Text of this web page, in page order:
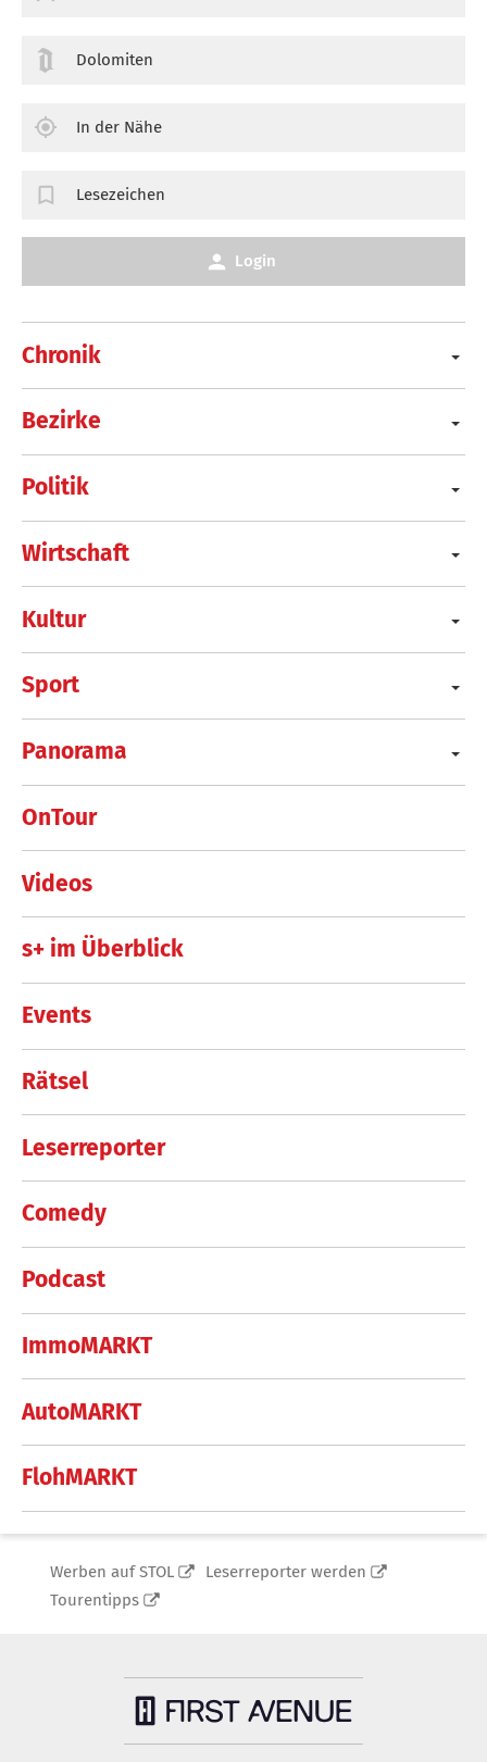
Chronik
Bezirke
Politik
Wirtschaft
Kultur
Sport
Panorama
OnTour
Videos
s+ im Überblick
Events
Rätsel
Leserreporter
Comedy
Podcast
ImmoMARKT
AutoMARKT
FlohMARKT
Dolomiten
In der Nähe
Lesezeichen
Login
Werben auf STOL
Leserreporter werden
Tourentipps